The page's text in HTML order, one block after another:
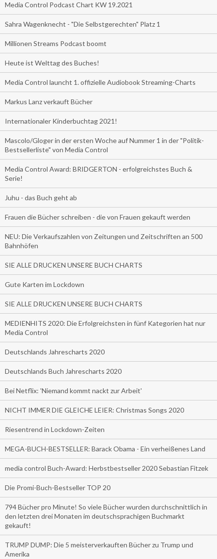
Media Control Podcast Chart KW 19.2021
Sahra Wagenknecht - "Die Selbstgerechten" Platz 1
Millionen Streams Podcast boomt
Heute ist Welttag des Buches!
Media Control launcht 1. offizielle Audiobook Streaming-Charts
Markus Lanz verkauft Bücher
Internationaler Kinderbuchtag 2021!
Mascolo/Gloger in der ersten Woche auf Nummer 1 in der "Politik-
Bestsellerliste" von Media Control
Media Control Award: BRIDGERTON - erfolgreichstes Buch &
Serie!
Juhu - das Buch geht ab
Frauen die Bücher schreiben - die von Frauen gekauft werden
NEU: Die Verkaufszahlen von Zeitungen und Zeitschriften an 500
Bahnhöfen
SIE ALLE DRUCKEN UNSERE BUCH CHARTS
Gute Karten im Lockdown
SIE ALLE DRUCKEN UNSERE BUCH CHARTS
MEDIENHITS 2020: Die Erfolgreichsten in fünf Kategorien hat nur
Media Control
Deutschlands Jahrescharts 2020
Deutschlands Buch Jahrescharts 2020
Bei Netflix: 'Niemand kommt nackt zur Arbeit'
NICHT IMMER DIE GLEICHE LEIER: Christmas Songs 2020
Riesentrend in Lockdown-Zeiten
MEGA-BUCH-BESTSELLER: Barack Obama - Ein verheißenes Land
media control Buch-Award: Herbstbestseller 2020 Sebastian Fitzek
Die Promi-Buch-Bestseller TOP 20
794 Bücher pro Minute! So viele Bücher wurden durchschnittlich in
den letzten drei Monaten im deutschsprachigen Buchmarkt
gekauft!
TRUMP DUMP: Die 5 meisterverkauften Bücher zu Trump und
Amerika